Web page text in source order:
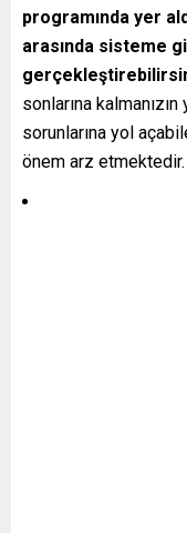
programında yer
arasında sisteme
sonlarına
sorunlarına yol
önem arz etmektedir.